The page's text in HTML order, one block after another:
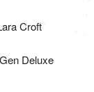
Croft
Deluxe